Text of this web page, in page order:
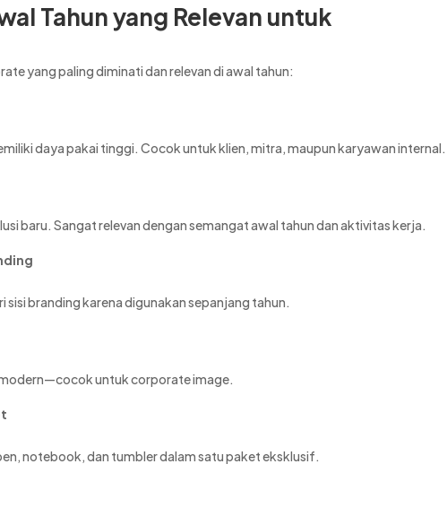
Tahun yang Relevan untuk
yang paling diminati dan relevan di awal tahun:
daya pakai tinggi. Cocok untuk klien, mitra, maupun karyawan internal.
baru. Sangat relevan dengan semangat awal tahun dan aktivitas kerja.
sisi branding karena digunakan sepanjang tahun.
untuk corporate image.
notebook, dan tumbler dalam satu paket eksklusif.